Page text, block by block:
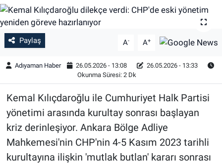
Paylaş A- A+
Adıyaman Haber 26.05.2026 - 13:08
26.05.2026 - 13:33
Okunma Süresi: 2 Dk
Kemal Kılıçdaroğlu ile Cumhuriyet Halk Partisi
yönetimi arasında kurultay sonrası başlayan
kriz derinleşiyor. Ankara Bölge Adliye
Mahkemesi'nin CHP'nin 4-5 Kasım 2023 tarihli
kurultayına ilişkin 'mutlak butlan' kararı sonrası
Kültür Sanat
Yaşam
Çevre
BİLİM VE TEKNOLOJİ